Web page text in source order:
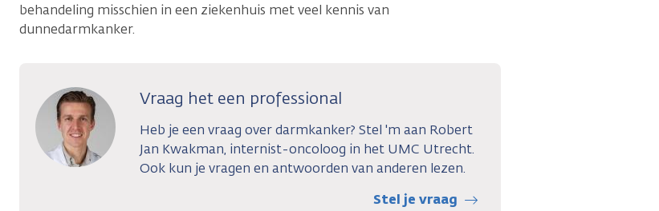
behandeling misschien in een ziekenhuis met veel kennis van
dunnedarmkanker.
Vraag het een professional
Heb je een vraag over darmkanker? Stel 'm aan Robert
Jan Kwakman, internist-oncoloog in het UMC Utrecht.
Ook kun je vragen en antwoorden van anderen lezen.
Stel je vraag